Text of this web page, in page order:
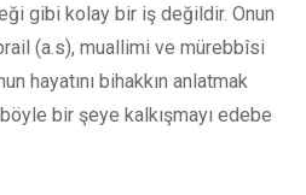
gibi kolay bir iş değildir. Onun
(a.s), muallimi ve mürebbîsi
hayatını bihakkın anlatmak
bir şeye kalkışmayı edebe